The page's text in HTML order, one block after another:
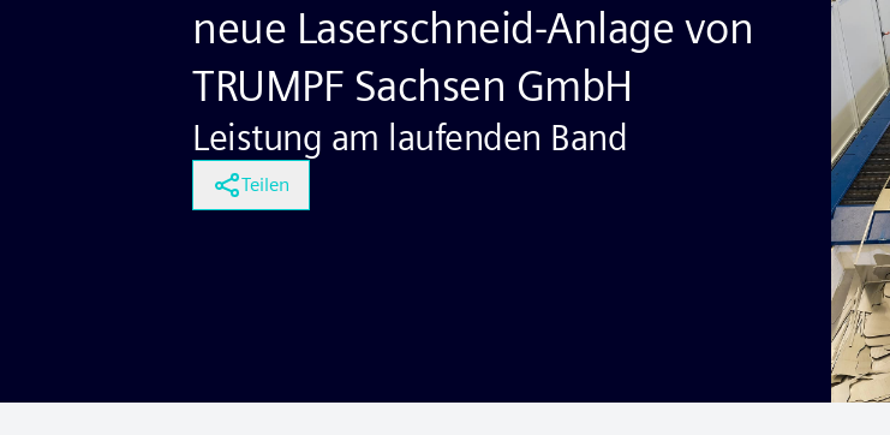
neue Laserschneid-Anlage von
TRUMPF Sachsen GmbH
Leistung am laufenden Band
Teilen